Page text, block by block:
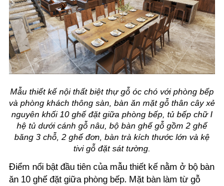
Mẫu thiết kế nội thất biệt thự gỗ óc chó với phòng bếp
và phòng khách thông sàn, bàn ăn mặt gỗ thân cây xẻ
nguyên khối 10 ghế đặt giữa phòng bếp, tủ bếp chữ I
hệ tủ dưới cánh gỗ nâu, bộ bàn ghế gỗ gồm 2 ghế
băng 3 chỗ, 2 ghế đơn, bàn trà kích thước lớn và kệ
tivi gỗ đặt sát tường.
Điểm nổi bật đầu tiên của mẫu thiết kế nằm ở bộ bàn
ăn 10 ghế đặt giữa phòng bếp. Mặt bàn làm từ gỗ